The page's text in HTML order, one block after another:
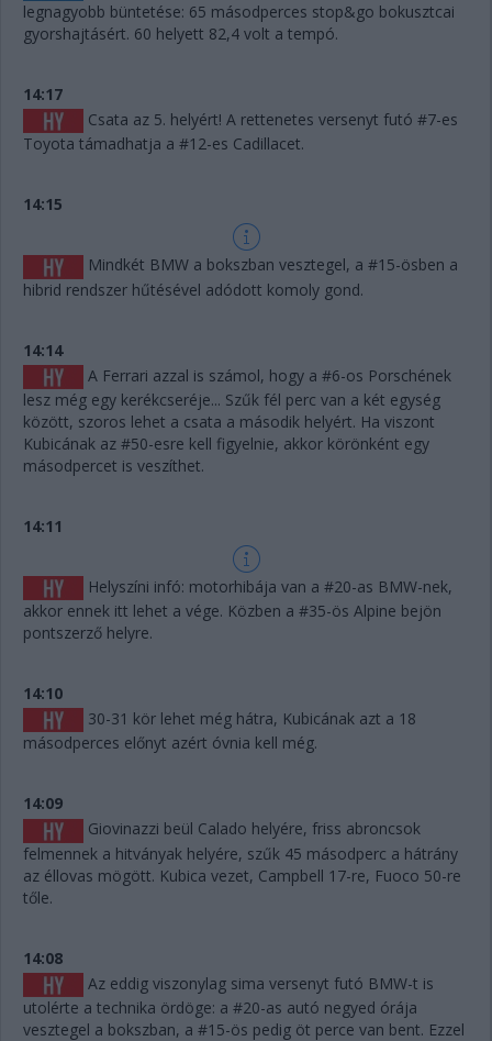
legnagyobb büntetése: 65 másodperces stop&go bokusztcai
gyorshajtásért. 60 helyett 82,4 volt a tempó.
14:17
Csata az 5. helyért! A rettenetes versenyt futó #7-es
Toyota támadhatja a #12-es Cadillacet.
14:15
Mindkét BMW a bokszban vesztegel, a #15-ösben a
hibrid rendszer hűtésével adódott komoly gond.
14:14
A Ferrari azzal is számol, hogy a #6-os Porschének
lesz még egy kerékcseréje... Szűk fél perc van a két egység
között, szoros lehet a csata a második helyért. Ha viszont
Kubicának az #50-esre kell figyelnie, akkor körönként egy
másodpercet is veszíthet.
14:11
Helyszíni infó: motorhibája van a #20-as BMW-nek,
akkor ennek itt lehet a vége. Közben a #35-ös Alpine bejön
pontszerző helyre.
14:10
30-31 kör lehet még hátra, Kubicának azt a 18
másodperces előnyt azért óvnia kell még.
14:09
Giovinazzi beül Calado helyére, friss abroncsok
felmennek a hitványak helyére, szűk 45 másodperc a hátrány
az éllovas mögött. Kubica vezet, Campbell 17-re, Fuoco 50-re
tőle.
14:08
Az eddig viszonylag sima versenyt futó BMW-t is
utolérte a technika ördöge: a #20-as autó negyed órája
vesztegel a bokszban, a #15-ös pedig öt perce van bent. Ezzel